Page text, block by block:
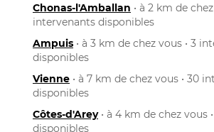
Chonas-l'Amballan • à 2 km de
intervenants disponibles
Ampuis • à 3 km de chez vous • 3
disponibles
Vienne • à 7 km de chez vous • 30
disponibles
Côtes-d'Arey• à 4 km de chez vous
disponibles